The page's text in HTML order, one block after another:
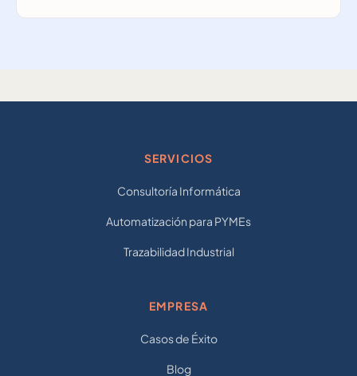
SERVICIOS
Consultoría Informática
Automatización para PYMEs
Trazabilidad Industrial
EMPRESA
Casos de Éxito
Blog